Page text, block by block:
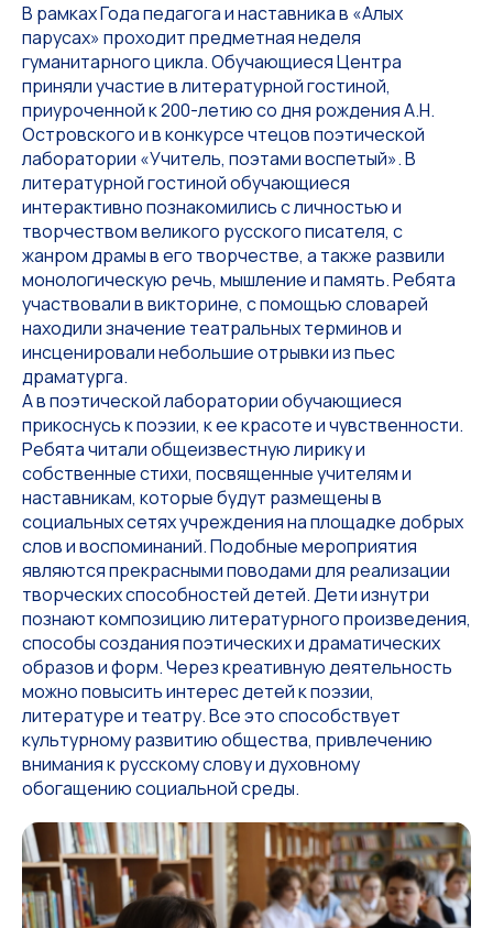
В рамках Года педагога и наставника в «Алых
парусах» проходит предметная неделя
гуманитарного цикла. Обучающиеся Центра
приняли участие в литературной гостиной,
приуроченной к 200-летию со дня рождения А.Н.
Островского и в конкурсе чтецов поэтической
лаборатории «Учитель, поэтами воспетый». В
литературной гостиной обучающиеся
интерактивно познакомились с личностью и
творчеством великого русского писателя, с
жанром драмы в его творчестве, а также развили
монологическую речь, мышление и память. Ребята
участвовали в викторине, с помощью словарей
находили значение театральных терминов и
инсценировали небольшие отрывки из пьес
драматурга.
А в поэтической лаборатории обучающиеся
прикоснусь к поэзии, к ее красоте и чувственности.
Ребята читали общеизвестную лирику и
собственные стихи, посвященные учителям и
наставникам, которые будут размещены в
социальных сетях учреждения на площадке добрых
слов и воспоминаний. Подобные мероприятия
являются прекрасными поводами для реализации
творческих способностей детей. Дети изнутри
познают композицию литературного произведения,
способы создания поэтических и драматических
образов и форм. Через креативную деятельность
можно повысить интерес детей к поэзии,
литературе и театру. Все это способствует
культурному развитию общества, привлечению
внимания к русскому слову и духовному
обогащению социальной среды.